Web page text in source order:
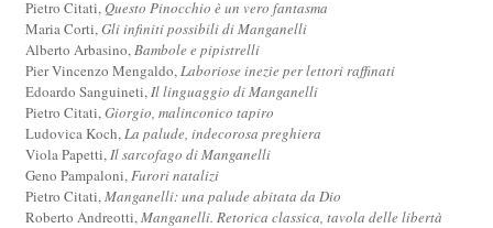
Pietro Citati,Questo Pinocchio è un vero fantasma
Maria Corti,Gli infiniti possibili di Manganelli
Alberto Arbasino,Bambole e pipistrelli
Pier Vincenzo Mengaldo,Laboriose inezie per lettori raffinati
Edoardo Sanguineti,Il linguaggio di Manganelli
Pietro Citati,Giorgio, malinconico tapiro
Ludovica Koch,La palude, indecorosa preghiera
Viola Papetti,Il sarcofago di Manganelli
Geno Pampaloni,Furori natalizi
Pietro Citati,Manganelli: una palude abitata da Dio
Roberto Andreotti,Manganelli. Retorica classica, tavola delle libertà